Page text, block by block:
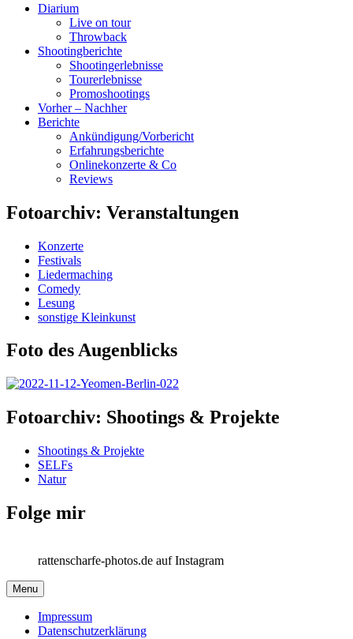
Diarium
Live on tour
Throwback
Shootingberichte
Shootingerlebnisse
Tourerlebnisse
Promoshootings
Vorher – Nachher
Berichte
Ankündigung/Vorbericht
Erfahrungsberichte
Onlinekonzerte & Co
Reviews
Fotoarchiv: Veranstaltungen
Konzerte
Festivals
Liedermaching
Comedy
Lesung
sonstige Kleinkunst
Foto des Augenblicks
Fotoarchiv: Shootings & Projekte
Shootings & Projekte
SELFs
Natur
Folge mir
rattenscharfe-photos.de auf Instagram
Menu
Impressum
Datenschutzerklärung